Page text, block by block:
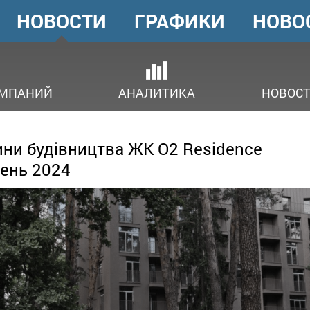
ГОЛОВНЕ
МЕНЮ
НОВОСТИ
АНАЛИТИКА
ГРАФИКИ
будівництва ЖК О2 Residence
2024